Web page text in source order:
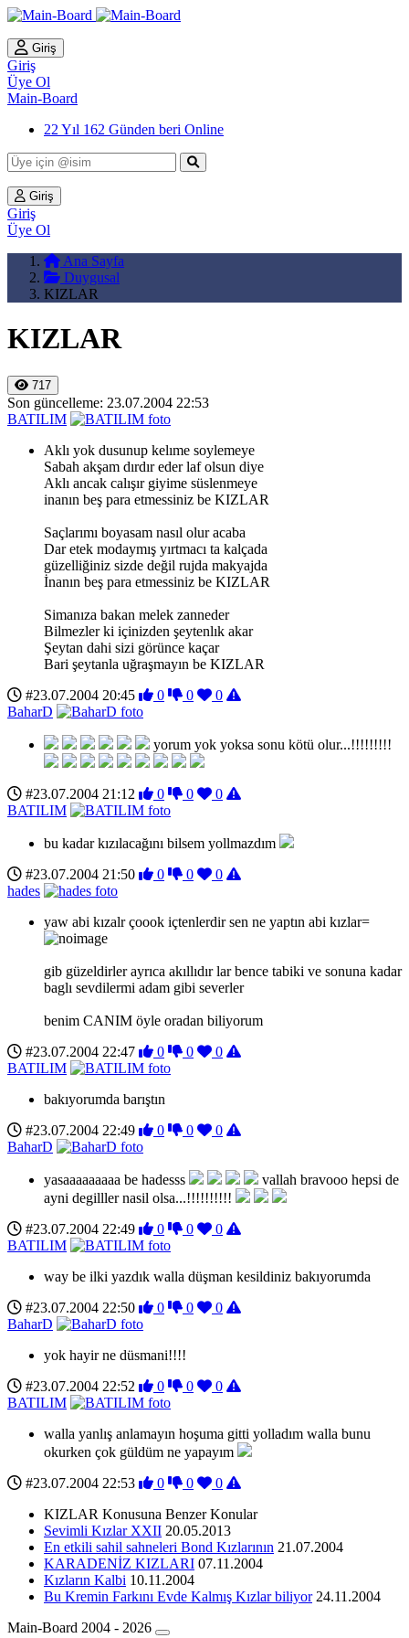
Giriş
Giriş
Üye Ol
Main-Board
22 Yıl 162 Günden beri Online
Giriş
Giriş
Üye Ol
Ana Sayfa
Duygusal
KIZLAR
KIZLAR
717
Son güncelleme: 23.07.2004 22:53
BATILIM
Aklı yok dusunup kelıme soylemeye
Sabah akşam dırdır eder laf olsun diye
Aklı ancak calışır giyime süslenmeye
inanın beş para etmessiniz be KIZLAR
Saçlarımı boyasam nasıl olur acaba
Dar etek modaymış yırtmacı ta kalçada
güzelliğiniz sizde değil rujda makyajda
İnanın beş para etmessiniz be KIZLAR
Simanıza bakan melek zanneder
Bilmezler ki içinizden şeytenlık akar
Şeytan dahi sizi görünce kaçar
Bari şeytanla uğraşmayın be KIZLAR
#23.07.2004 20:45
0 0
0
BaharD
yorum yok yoksa sonu kötü olur...!!!!!!!!!
#23.07.2004 21:12 0 0
0
BATILIM
bu kadar kızılacağını bilsem yollmazdım
#23.07.2004 21:50
0 0
0
hades
yaw abi kızalr çoook içtenlerdir sen ne yaptın abi kızlar=
gib güzeldirler ayrıca akıllıdır lar bence tabiki ve sonuna kadar
baglı sevdilermi adam gibi severler
benim CANIM öyle oradan biliyorum
#23.07.2004 22:47
0 0
0
BATILIM
bakıyorumda barıştın
#23.07.2004 22:49
0 0
0
BaharD
yasaaaaaaaaa be hadesss
vallah bravooo hepsi de
ayni degilller nasil olsa...!!!!!!!!!!
#23.07.2004 22:49
0 0
0
BATILIM
way be ilki yazdık walla düşman kesildiniz bakıyorumda
#23.07.2004 22:50
0 0
0
BaharD
yok hayir ne düsmani!!!!
#23.07.2004 22:52
0 0
0
BATILIM
walla yanlış anlamayın hoşuma gitti yolladım walla bunu
okurken çok güldüm ne yapayım
#23.07.2004 22:53
0 0
0
KIZLAR Konusuna Benzer Konular
Sevimli Kızlar XXII 20.05.2013
En etkili sahil sahneleri Bond Kızlarının 21.07.2004
KARADENİZ KIZLARI 07.11.2004
Kızların Kalbi 10.11.2004
Bu Kremin Farkını Evde Kalmış Kızlar biliyor 24.11.2004
Main-Board 2004 - 2026